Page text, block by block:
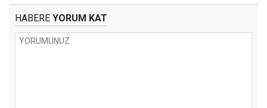
HABERE YORUM KAT